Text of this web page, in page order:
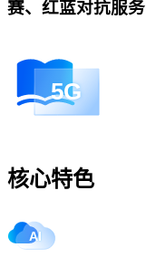
赛、红蓝对抗服务
核心特色